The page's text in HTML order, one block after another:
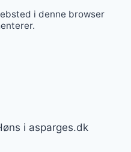
i denne browser
i asparges.dk